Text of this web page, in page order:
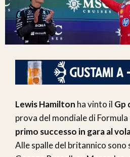
Lewis Hamilton ha vinto il Gp
prova del mondiale di
primo successo in gara al
Alle spalle del britannico sono